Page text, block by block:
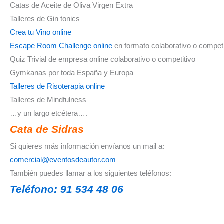
Catas de Aceite de Oliva Virgen Extra
Talleres de Gin tonics
Crea tu Vino online
Escape Room Challenge online en formato colaborativo o
Quiz Trivial de empresa online colaborativo o competitivo
Gymkanas por toda España y Europa
Talleres de Risoterapia online
Talleres de Mindfulness
…y un largo etcétera….
Cata de Sidras
Si quieres más información envíanos un mail a:
comercial@eventosdeautor.com
También puedes llamar a los siguientes teléfonos:
Teléfono: 91 534 48 06